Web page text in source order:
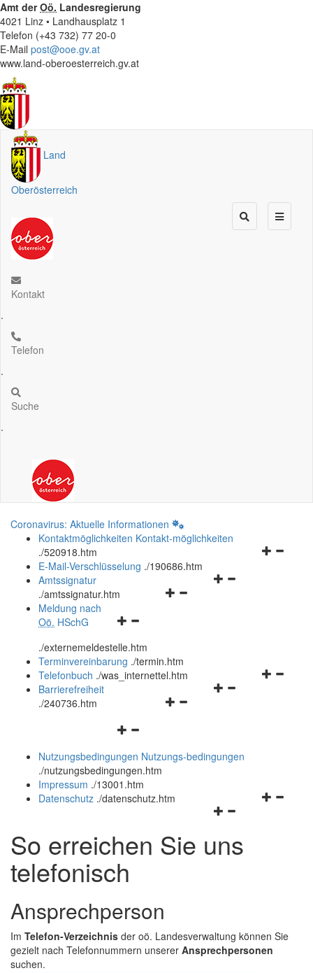
Amt derOö. Landesregierung
4021 Linz • Landhausplatz 1
Telefon (+43 732) 77 20-0
E-Mail post@ooe.gv.at
www.land-oberoesterreich.gv.at
Land
Oberösterreich
Kontakt
.
Telefon
.
Suche
.
Coronavirus: Aktuelle Informationen
Kontaktmöglichkeiten Kontakt-möglichkeiten
./520918.htm
Navigationsmenü
E-Mail-Verschlüsselung ./190686.htm
Navigationsmenü
Amtssignatur
./amtssignatur.htm
Navigationsmenü
und
schließen
Meldung nach
Oö. HSchG
./externemeldestelle.htm
Terminvereinbarung ./termin.htm
Navigationsmenü
Telefonbuch ./was_internettel.htm
Navigationsmenü
Barrierefreiheit
./240736.htm
Navigationsmenü
und
schließen
Nutzungsbedingungen Nutzungs-bedingungen
./nutzungsbedingungen.htm
Impressum ./13001.htm
Navigationsmenü
und
schließen
Datenschutz ./datenschutz.htm
So erreichen Sie uns
telefonisch
Ansprechperson
Im Telefon-Verzeichnis der oö. Landesverwaltung können Sie
gezielt nach Telefonnummern unserer Ansprechpersonen
suchen.